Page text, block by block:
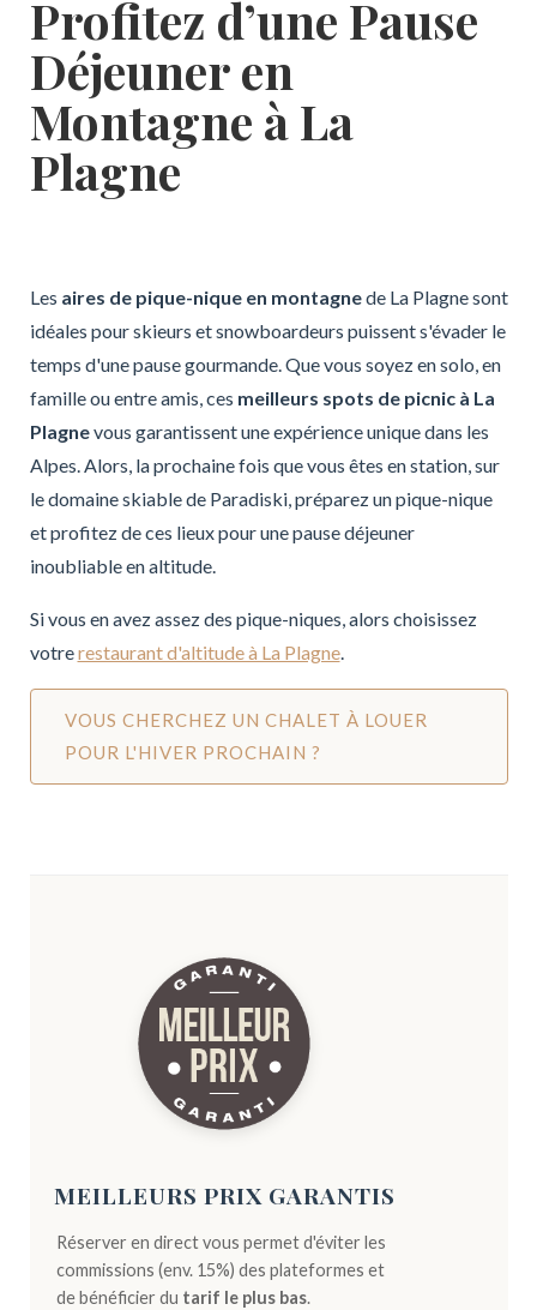
Profitez d’une Pause
Déjeuner en
Montagne à La
Plagne
Les aires de pique-nique en montagnede La Plagne sont
idéales pour skieurs et snowboardeurs puissent s'évader le
temps d'une pause gourmande. Que vous soyez en solo, en
famille ou entre amis, ces meilleurs spots de picnic à La
Plagnevous garantissent une expérience unique dans les
Alpes. Alors, la prochaine fois que vous êtes en station, sur
le domaine skiable de Paradiski, préparez un pique-nique
et profitez de ces lieux pour une pause déjeuner
inoubliable en altitude.
Si vous en avez assez des pique-niques, alors choisissez
votrerestaurant d'altitude à La Plagne.
VOUS CHERCHEZ UN CHALET À LOUER
POUR L'HIVER PROCHAIN ?
MEILLEURS PRIX GARANTIS
Réserver en direct vous permet d'éviter les
commissions (env. 15%) des plateformes et
de bénéficier du tarif le plus bas.